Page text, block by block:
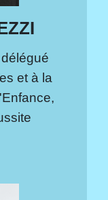
et à la